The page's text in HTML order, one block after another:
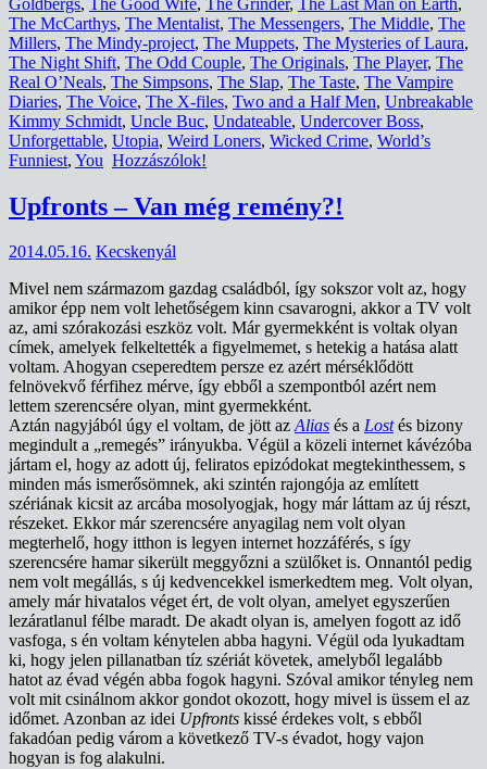
The McCarthys, The Mentalist, The Messengers, The Middle, The
Millers, The Mindy-project, The Muppets, The Mysteries of Laura,
The Night Shift, The Odd Couple, The Originals, The Player, The
Real O’Neals, The Simpsons, The Slap, The Taste, The Vampire
Diaries, The Voice, The X-files, Two and a Half Men, Unbreakable
Kimmy Schmidt, Uncle Buc, Undateable, Undercover Boss,
Unforgettable, Utopia, Weird Loners, Wicked Crime, World’s
Funniest, You Hozzászólok!
Upfronts – Van még remény?!
2014.05.16. Kecskenyál
Mivel nem származom gazdag családból, így sokszor volt az, hogy
amikor épp nem volt lehetőségem kinn csavarogni, akkor a TV volt
az, ami szórakozási eszköz volt. Már gyermekként is voltak olyan
címek, amelyek felkeltették a figyelmemet, s hetekig a hatása alatt
voltam. Ahogyan cseperedtem persze ez azért mérséklődött
felnövekvő férfihez mérve, így ebből a szempontból azért nem
lettem szerencsére olyan, mint gyermekként.
Aztán nagyjából úgy el voltam, de jött azAlias és a Lost és bizony
megindult a „remegés” irányukba. Végül a közeli internet kávézóba
jártam el, hogy az adott új, feliratos epizódokat megtekinthessem, s
minden más ismerősömnek, aki szintén rajongója az említett
szériának kicsit az arcába mosolyogjak, hogy már láttam az új részt,
részeket. Ekkor már szerencsére anyagilag nem volt olyan
megterhelő, hogy itthon is legyen internet hozzáférés, s így
szerencsére hamar sikerült meggyőzni a szülőket is. Onnantól pedig
nem volt megállás, s új kedvencekkel ismerkedtem meg. Volt olyan,
amely már hivatalos véget ért, de volt olyan, amelyet egyszerűen
lezáratlanul félbe maradt. De akadt olyan is, amelyen fogott az idő
vasfoga, s én voltam kénytelen abba hagyni. Végül oda lyukadtam
ki, hogy jelen pillanatban tíz szériát követek, amelyből legalább
hatot az évad végén abba fogok hagyni. Szóval amikor tényleg nem
volt mit csinálnom akkor gondot okozott, hogy mivel is üssem el az
időmet. Azonban az idei Upfronts kissé érdekes volt, s ebből
fakadóan pedig várom a következő TV-s évadot, hogy vajon
hogyan is fog alakulni.